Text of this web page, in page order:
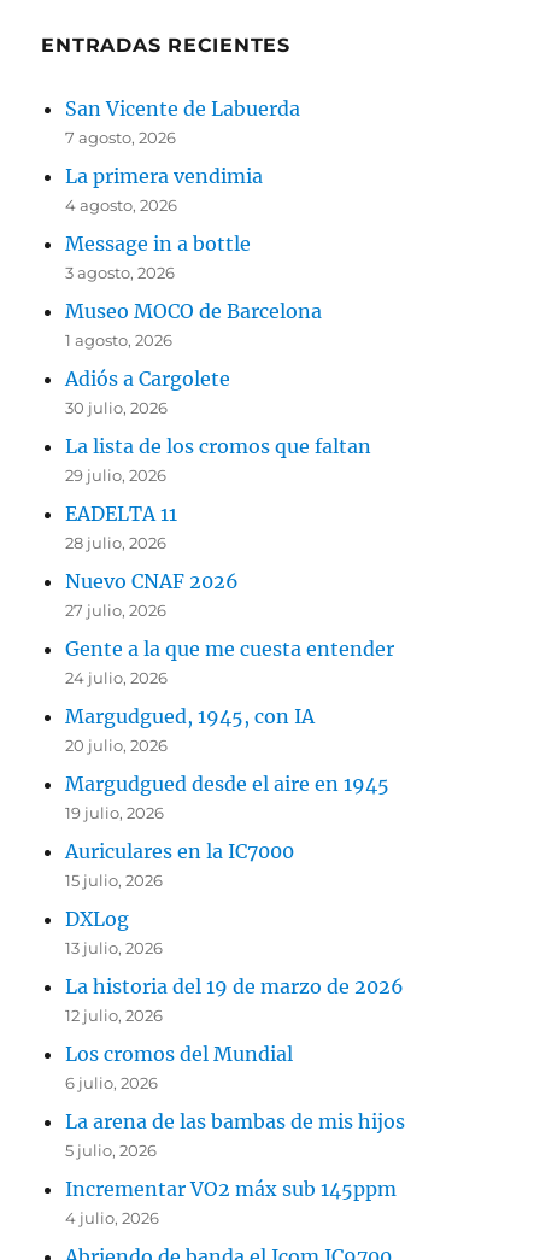
ENTRADAS RECIENTES
San Vicente de Labuerda
7 agosto, 2026
La primera vendimia
4 agosto, 2026
Message in a bottle
3 agosto, 2026
Museo MOCO de Barcelona
1 agosto, 2026
Adiós a Cargolete
30 julio, 2026
La lista de los cromos que faltan
29 julio, 2026
EADELTA 11
28 julio, 2026
Nuevo CNAF 2026
27 julio, 2026
Gente a la que me cuesta entender
24 julio, 2026
Margudgued, 1945, con IA
20 julio, 2026
Margudgued desde el aire en 1945
19 julio, 2026
Auriculares en la IC7000
15 julio, 2026
DXLog
13 julio, 2026
La historia del 19 de marzo de 2026
12 julio, 2026
Los cromos del Mundial
6 julio, 2026
La arena de las bambas de mis hijos
5 julio, 2026
Incrementar VO2 máx sub 145ppm
4 julio, 2026